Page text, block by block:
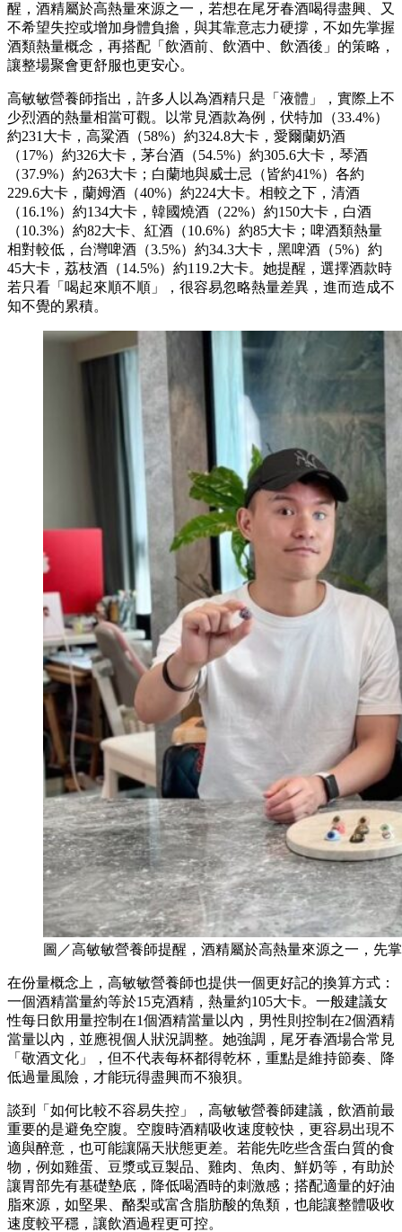
醒，酒精屬於高熱量來源之一，若想在尾牙春酒喝得盡興、又
不希望失控或增加身體負擔，與其靠意志力硬撐，不如先掌握
酒類熱量概念，再搭配「飲酒前、飲酒中、飲酒後」的策略，
讓整場聚會更舒服也更安心。
高敏敏營養師指出，許多人以為酒精只是「液體」，實際上不
少烈酒的熱量相當可觀。以常見酒款為例，伏特加（33.4%）
約231大卡，高粱酒（58%）約324.8大卡，愛爾蘭奶酒
（17%）約326大卡，茅台酒（54.5%）約305.6大卡，琴酒
（37.9%）約263大卡；白蘭地與威士忌（皆約41%）各約
229.6大卡，蘭姆酒（40%）約224大卡。相較之下，清酒
（16.1%）約134大卡，韓國燒酒（22%）約150大卡，白酒
（10.3%）約82大卡、紅酒（10.6%）約85大卡；啤酒類熱量
相對較低，台灣啤酒（3.5%）約34.3大卡，黑啤酒（5%）約
45大卡，荔枝酒（14.5%）約119.2大卡。她提醒，選擇酒款時
若只看「喝起來順不順」，很容易忽略熱量差異，進而造成不
知不覺的累積。
圖／高敏敏營養師提醒，酒精屬於高熱量來源之一，先
在份量概念上，高敏敏營養師也提供一個更好記的換算方式：
一個酒精當量約等於15克酒精，熱量約105大卡。一般建議女
性每日飲用量控制在1個酒精當量以內，男性則控制在2個酒精
當量以內，並應視個人狀況調整。她強調，尾牙春酒場合常見
「敬酒文化」，但不代表每杯都得乾杯，重點是維持節奏、降
低過量風險，才能玩得盡興而不狼狽。
談到「如何比較不容易失控」，高敏敏營養師建議，飲酒前最
重要的是避免空腹。空腹時酒精吸收速度較快，更容易出現不
適與醉意，也可能讓隔天狀態更差。若能先吃些含蛋白質的食
物，例如雞蛋、豆漿或豆製品、雞肉、魚肉、鮮奶等，有助於
讓胃部先有基礎墊底，降低喝酒時的刺激感；搭配適量的好油
脂來源，如堅果、酪梨或富含脂肪酸的魚類，也能讓整體吸收
速度較平穩，讓飲酒過程更可控。